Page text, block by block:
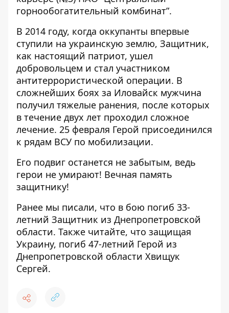
горнообогатительный комбинат”.
В 2014 году, когда оккупанты впервые
ступили на украинскую землю, Защитник,
как настоящий патриот, ушел
добровольцем и стал участником
антитеррористической операции. В
сложнейших боях за Иловайск мужчина
получил тяжелые ранения, после которых
в течение двух лет проходил сложное
лечение. 25 февраля Герой присоединился
к рядам ВСУ по мобилизации.
Его подвиг останется не забытым, ведь
герои не умирают! Вечная память
защитнику!
Ранее мы писали, что в бою погиб 33-
летний Защитник из Днепропетровской
области. Также читайте, что защищая
Украину, погиб 47-летний Герой из
Днепропетровской области Хвищук
Сергей.